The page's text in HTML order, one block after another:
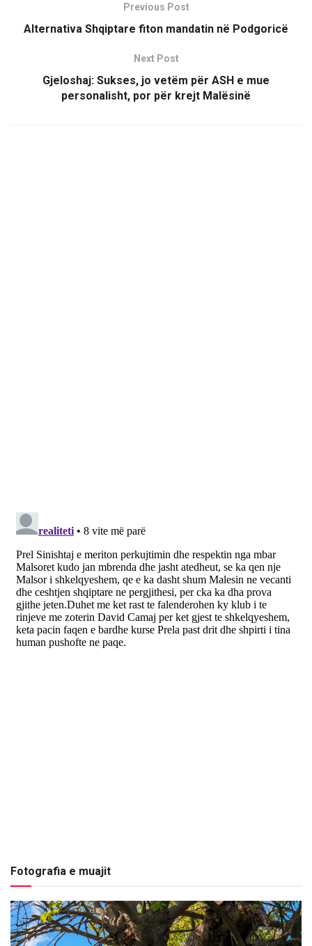
Previous Post
Alternativa Shqiptare fiton mandatin në Podgoricë
Next Post
Gjeloshaj: Sukses, jo vetëm për ASH e mue
personalisht, por për krejt Malësinë
Fotografia e muajit